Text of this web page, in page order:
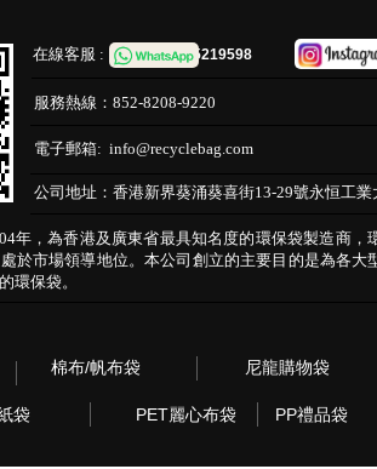
在線客服 :65219598
服務熱線： 852-8208-9220
電子郵箱: info@recyclebag.com
公司地址： 香港新界葵涌葵喜街13-29號永恒工業
年，為香港及廣東省最具知名度的環保袋製造商
於市場領導地位。本公司創立的主要目的是為各大
環保袋。
棉布/帆布袋 尼龍購物袋
袋 PET麗心布袋 PP禮品袋